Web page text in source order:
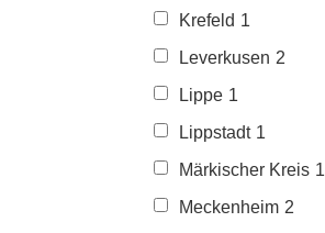
Krefeld 1
Leverkusen 2
Lippe 1
Lippstadt 1
Märkischer Kreis 1
Meckenheim 2